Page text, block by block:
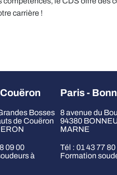
carrière !
Bosses
de Couëron
09 00
à
Paris -
8 avenue du
94380
MARNE
Tél : 01 43 77 80
Formation